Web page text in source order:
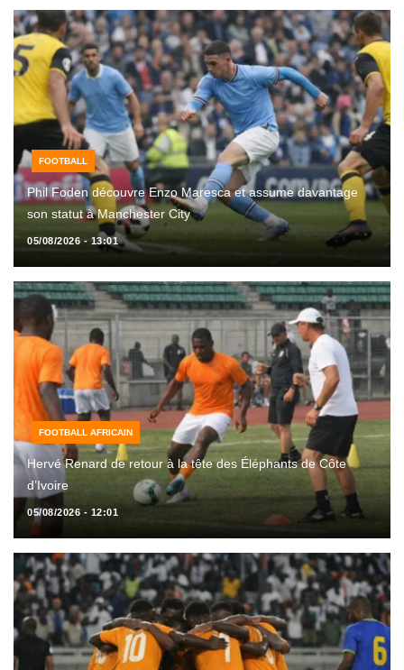
FOOTBALL
Phil Foden découvre Enzo Maresca et assume davantage
son statut à Manchester City
05/08/2026 - 13:01
FOOTBALL AFRICAIN
Hervé Renard de retour à la tête des Éléphants de Côte
d’Ivoire
05/08/2026 - 12:01